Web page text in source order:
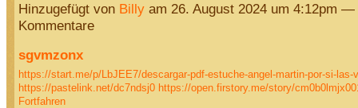
Hinzugefügt von Billyam 26. August 2024 um 4:12pm —
Kommentare
sgvmzonx
https://start.me/p/LbJEE7/descargar-pdf-estuche-angel-martin-por-si-las-
https://pastelink.net/dc7ndsj0 https://open.firstory.me/story/
Fortfahren